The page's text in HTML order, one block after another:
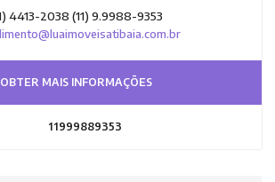
4413-2038 (11) 9.9988-9353
OBTER MAIS INFORMAÇÕES
11999889353